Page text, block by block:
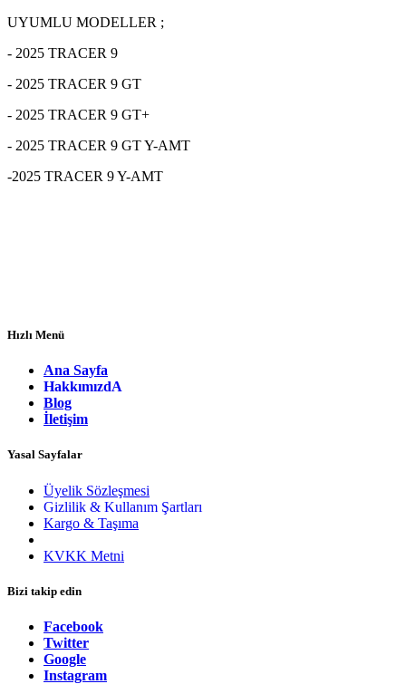
UYUMLU MODELLER ;
- 2025 TRACER 9
- 2025 TRACER 9 GT
- 2025 TRACER 9 GT+
- 2025 TRACER 9 GT Y-AMT
-2025 TRACER 9 Y-AMT
Hızlı Menü
Ana Sayfa
HakkımızdA
Blog
İletişim
Yasal Sayfalar
Üyelik Sözleşmesi
Gizlilik & Kullanım Şartları
Kargo & Taşıma
KVKK Metni
Bizi takip edin
Facebook
Twitter
Google
Instagram